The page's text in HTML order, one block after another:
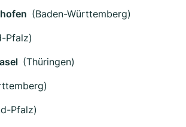
(Baden-Württemberg)
Pfalz)
(Thüringen)
Pfalz)